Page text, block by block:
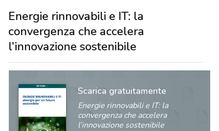
Energie rinnovabili e IT: la
convergenza che accelera
l’innovazione sostenibile
Scarica gratuitamente
Energie rinnovabili e IT: la
convergenza che accelera
l’innovazione sostenibile